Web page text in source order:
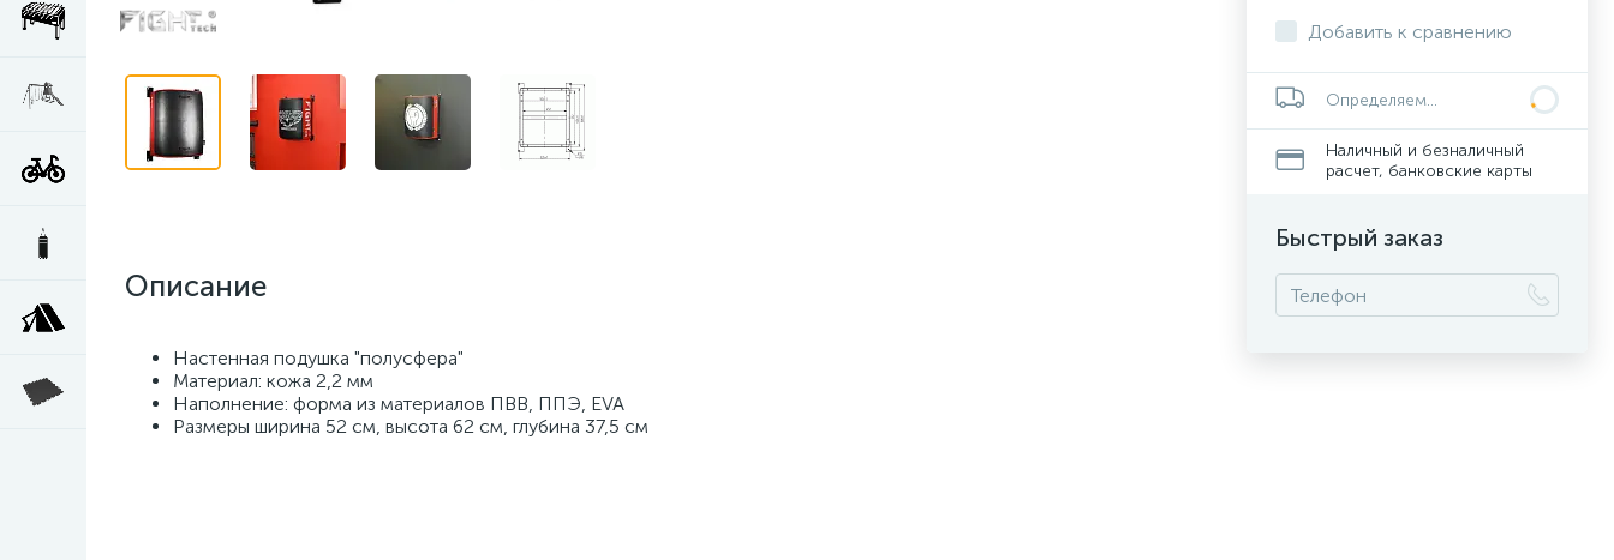
Описание
Настенная подушка "полусфера"
Материал: кожа 2,2 мм
Наполнение: форма из материалов ПВВ, ППЭ, EVA
Размеры ширина 52 см, высота 62 см, глубина 37,5 см
Добавить к сравнению
Определяем...
Наличный и безналичный
расчет, банковские карты
Быстрый заказ